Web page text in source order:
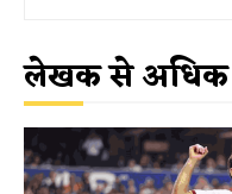
लेखक से अधिक